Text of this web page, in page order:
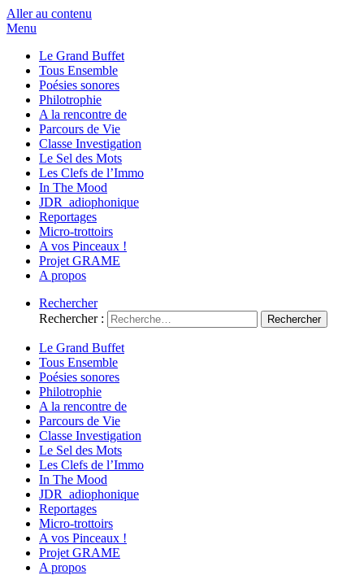
Aller au contenu
Menu
Le Grand Buffet
Tous Ensemble
Poésies sonores
Philotrophie
A la rencontre de
Parcours de Vie
Classe Investigation
Le Sel des Mots
Les Clefs de l’Immo
In The Mood
JDR_adiophonique
Reportages
Micro-trottoirs
A vos Pinceaux !
Projet GRAME
A propos
Rechercher
Rechercher :
Le Grand Buffet
Tous Ensemble
Poésies sonores
Philotrophie
A la rencontre de
Parcours de Vie
Classe Investigation
Le Sel des Mots
Les Clefs de l’Immo
In The Mood
JDR_adiophonique
Reportages
Micro-trottoirs
A vos Pinceaux !
Projet GRAME
A propos